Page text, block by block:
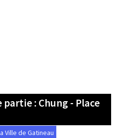
: Chung - Place
Ville de Gatineau